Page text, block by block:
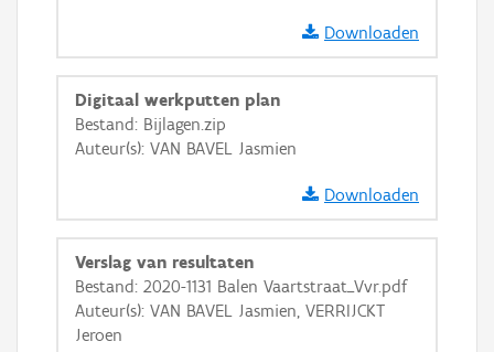
Basis Lagen
Ortho
GRB-Basiskaart in grijswaarden
Downloaden
Digitaal werkputten plan
Bestand: Bijlagen.zip
Auteur(s): VAN BAVEL Jasmien
Downloaden
Verslag van resultaten
Bestand: 2020-1131 Balen Vaartstraat_Vvr.pdf
Auteur(s): VAN BAVEL Jasmien, VERRIJCKT
Jeroen